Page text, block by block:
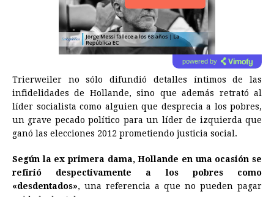
powered by
Trierweiler no sólo difundió detalles íntimos de las
infidelidades de Hollande, sino que además retrató al
líder socialista como alguien que desprecia a los pobres,
un grave pecado político para un líder de izquierda que
ganó las elecciones 2012 prometiendo justicia social.
Según la ex primera dama, Hollande en una ocasión se
refirió despectivamente a los pobres como
«desdentados», una referencia a que no pueden pagar